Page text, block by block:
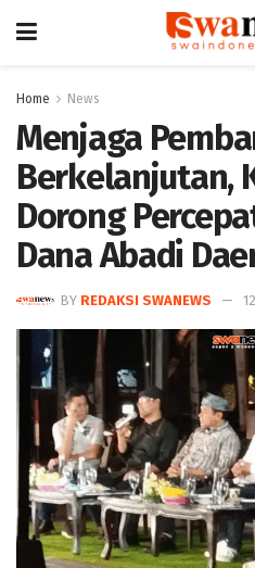
Home News
Menjaga
Berkelanjutan,
Dorong
Dana Abadi
BY REDAKSI SWANEWS